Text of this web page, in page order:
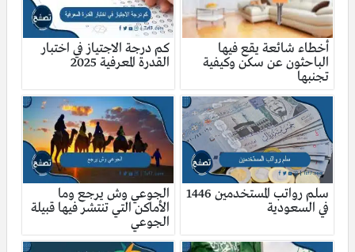
أخطاء شائعة يقع فيها
الباحثون عن سكن وكيفية
تجنبها
كم درجة الاجتياز في اختبار
القدرة المعرفية 2025
سلم رواتب المستخدمين 1446
في السعودية
الجوعي وش يرجع وما
الأماكن التي تنتشر فيها قبيلة
الجوعي